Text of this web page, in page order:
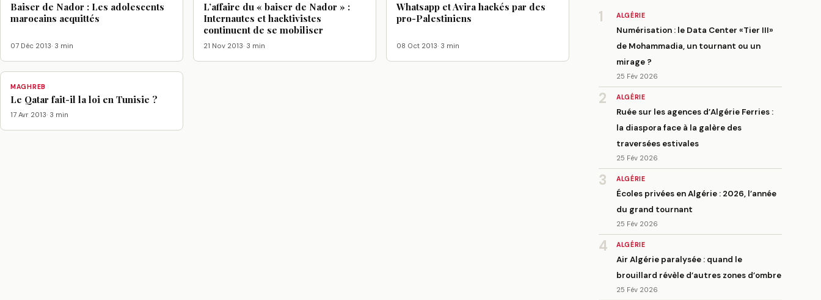
Baiser de Nador : Les adolescents
marocains acquittés
07 Déc 2013· 3 min
L’affaire du « baiser de Nador » :
Internautes et hacktivistes
continuent de se mobiliser
21 Nov 2013· 3 min
Whatsapp et Avira hackés par des
pro-Palestiniens
08 Oct 2013· 3 min
MAGHREB
Le Qatar fait-il la loi en Tunisie ?
17 Avr 2013· 3 min
1 ALGÉRIE
Numérisation : le Data Center «Tier III»
de Mohammadia, un tournant ou un
mirage ?
25 Fév 2026
2 ALGÉRIE
Ruée sur les agences d’Algérie Ferries :
la diaspora face à la galère des
traversées estivales
25 Fév 2026
3 ALGÉRIE
Écoles privées en Algérie : 2026, l’année
du grand tournant
25 Fév 2026
4 ALGÉRIE
Air Algérie paralysée : quand le
brouillard révèle d’autres zones d’ombre
25 Fév 2026